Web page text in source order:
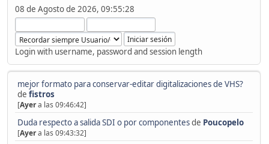
08 de Agosto de 2026, 09:55:28
Login with username, password and session length
mejor formato para conservar-editar digitalizaciones de VHS?
de fistros
[Ayera las 09:46:42]
Duda respecto a salida SDI o por componentesde Poucopelo
[Ayera las 09:43:32]